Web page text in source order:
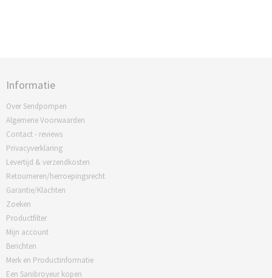
Informatie
Over Sendpompen
Algemene Voorwaarden
Contact - reviews
Privacyverklaring
Levertijd & verzendkosten
Retourneren/herroepingsrecht
Garantie/Klachten
Zoeken
Productfilter
Mijn account
Berichten
Merk en Productinformatie
Een Sanibroyeur kopen